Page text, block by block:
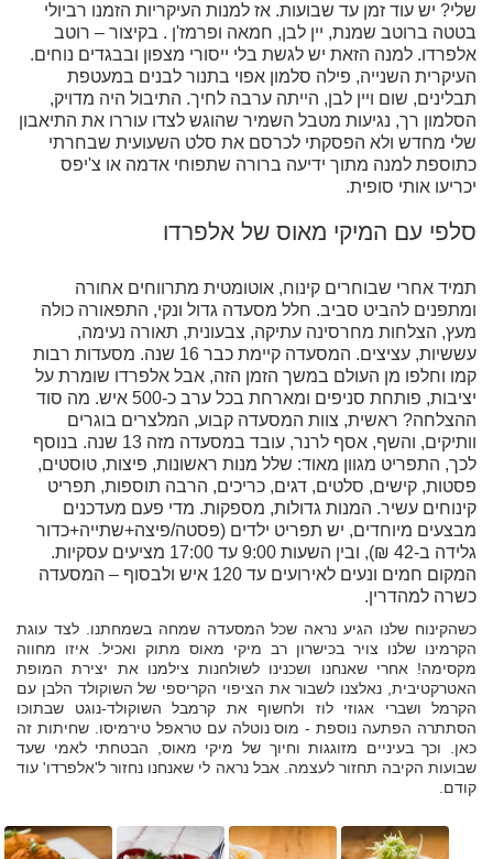
שלי? יש עוד זמן עד שבועות. אז למנות העיקריות הזמנו רביולי
בטטה ברוטב שמנת, יין לבן, חמאה ופרמז'ן . בקיצור – רוטב
אלפרדו. למנה הזאת יש לגשת בלי ייסורי מצפון ובבגדים נוחים.
העיקרית השנייה, פילה סלמון אפוי בתנור לבנים במעטפת
תבלינים, שום ויין לבן, הייתה ערבה לחיך. התיבול היה מדויק,
הסלמון רך, נגיעות מטבל השמיר שהוגש לצדו עוררו את התיאבון
שלי מחדש ולא הפסקתי לכרסם את סלט השעועית שבחרתי
כתוספת למנה מתוך ידיעה ברורה שתפוחי אדמה או צ'יפס
יכריעו אותי סופית.
סלפי עם המיקי מאוס של אלפרדו
תמיד אחרי שבוחרים קינוח, אוטומטית מתרווחים אחורה
ומתפנים להביט סביב. חלל מסעדה גדול ונקי, התפאורה כולה
מעץ, הצלחות מחרסינה עתיקה, צבעונית, תאורה נעימה,
עששיות, עציצים. המסעדה קיימת כבר 16 שנה. מסעדות רבות
קמו וחלפו מן העולם במשך הזמן הזה, אבל אלפרדו שומרת על
יציבות, פותחת סניפים ומארחת בכל ערב כ-500 איש. מה סוד
ההצלחה? ראשית, צוות המסעדה קבוע, המלצרים בוגרים
וותיקים, והשף, אסף לרנר, עובד במסעדה מזה 13 שנה. בנוסף
לכך, התפריט מגוון מאוד: שלל מנות ראשונות, פיצות, טוסטים,
פסטות, קישים, סלטים, דגים, כריכים, הרבה תוספות, תפריט
קינוחים עשיר. המנות גדולות, מספקות. מדי פעם מעדכנים
מבצעים מיוחדים, יש תפריט ילדים (פסטה/פיצה+שתייה+כדור
גלידה ב-42 ₪), ובין השעות 9:00 עד 17:00 מציעים עסקיות.
המקום חמים ונעים לאירועים עד 120 איש ולבסוף – המסעדה
כשרה למהדרין.
כשהקינוח שלנו הגיע נראה שכל המסעדה שמחה בשמחתנו. לצד עוגת
הקרמינו שלנו צויר בכישרון רב מיקי מאוס מתוק ואכיל. איזו מחווה
מקסימה! אחרי שאנחנו ושכנינו לשולחנות צילמנו את יצירת המופת
האטרקטיבית, נאלצנו לשבור את הציפוי הקריספי של השוקולד הלבן עם
הקרמל ושברי אגוזי לוז ולחשוף את קרמבל השוקולד-נוגט שבתוכו
הסתתרה הפתעה נוספת - מוס נוטלה עם טראפל טירמיסו. שחיתות זה
כאן. וכך בעיניים מזוגגות וחיוך של מיקי מאוס, הבטחתי לאמי שעד
שבועות הקיבה תחזור לעצמה. אבל נראה לי שאנחנו נחזור ל'אלפרדו' עוד
קודם.